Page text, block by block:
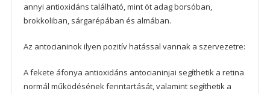
annyi antioxidáns található, mint öt adag borsóban,
brokkoliban, sárgarépában és almában.
Az antocianinok ilyen pozitív hatással vannak a szervezetre:
A fekete áfonya antioxidáns antocianinjai segíthetik a retina
normál működésének fenntartását, valamint segíthetik a